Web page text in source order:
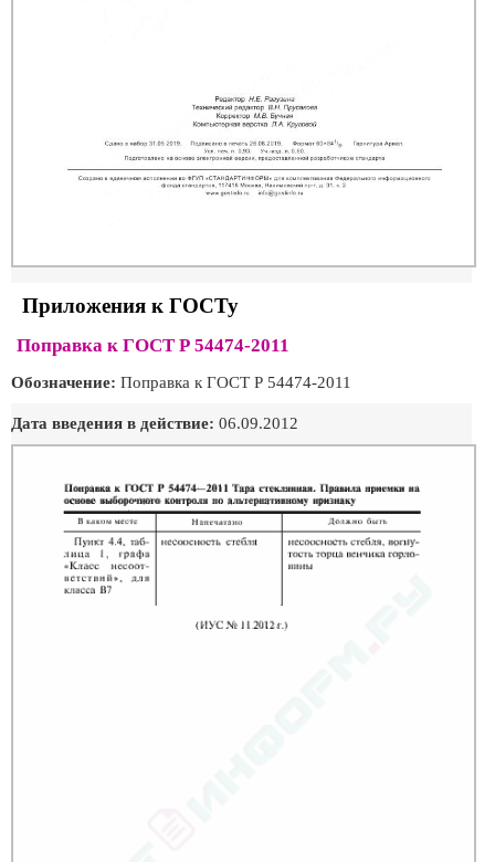
Приложения к ГОСТу
Поправка к ГОСТ Р 54474-2011
Обозначение: Поправка к ГОСТ Р 54474-2011
Дата введения в действие: 06.09.2012